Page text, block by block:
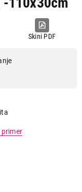
Skini PDF
primer